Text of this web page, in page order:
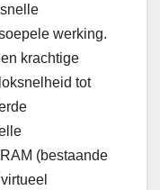
werking.
krachtige
tot
(bestaande